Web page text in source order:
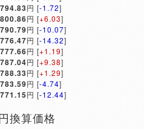
円 [-1.72]
円 [+6.03]
円 [-10.07]
円 [-14.32]
円 [+1.19]
円 [+9.38]
円 [+1.29]
円 [-4.74]
円 [-12.44]
換算価格